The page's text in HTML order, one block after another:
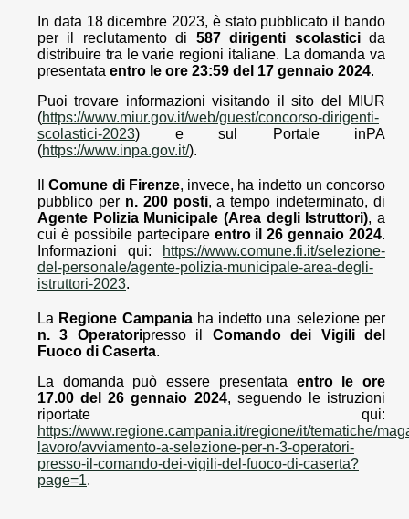
In data 18 dicembre 2023, è stato pubblicato il bando
per il reclutamento di 587 dirigenti scolasticida
distribuire tra le varie regioni italiane. La domanda va
presentata entro le ore 23:59 del 17 gennaio 2024.
Puoi trovare informazioni visitando il sito del MIUR
(https://www.miur.gov.it/web/guest/concorso-dirigenti-
scolastici-2023) e sul Portale inPA
(https://www.inpa.gov.it/).
IlComune di Firenze, invece, ha indetto un concorso
pubblico per n. 200 posti, a tempo indeterminato, di
Agente Polizia Municipale (Area degli Istruttori), a
cui è possibile partecipare entro il 26 gennaio 2024.
Informazioni qui:
https://www.comune.fi.it/selezione-
del-personale/agente-polizia-municipale-area-degli-
istruttori-2023.
La Regione Campaniaha indetto una selezione per
n. 3 Operatoripresso il Comando dei Vigili del
Fuoco di Caserta.
La domanda può essere presentata entro le ore
17.00 del 26 gennaio 2024, seguendo le istruzioni
riportate qui:
https://www.regione.campania.it/regione/it/tematiche/
lavoro/avviamento-a-selezione-per-n-3-operatori-
presso-il-comando-dei-vigili-del-fuoco-di-caserta?
page=1.